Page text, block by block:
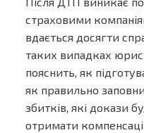
страховими
вдається досягти
таких випадках
пояснить, як
як правильно
збитків, які докази
отримати